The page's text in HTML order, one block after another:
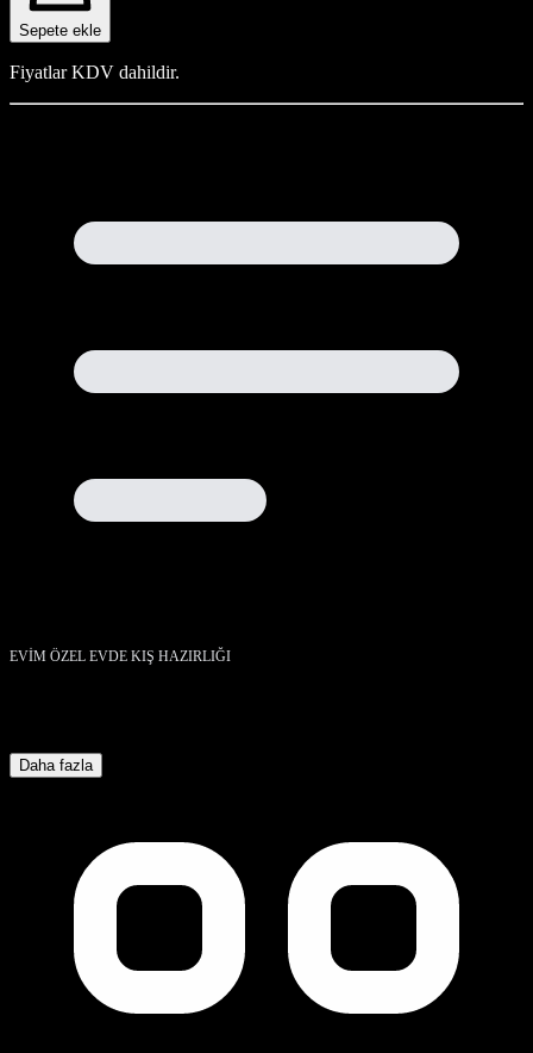
Sepete ekle
Fiyatlar KDV dahildir.
EVİM ÖZEL EVDE KIŞ HAZIRLIĞI
Daha fazla